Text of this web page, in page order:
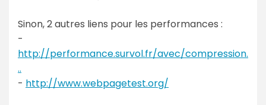
Sinon, 2 autres liens pour les performances :
-
http://performance.survol.fr/avec/compression.
..
- http://www.webpagetest.org/